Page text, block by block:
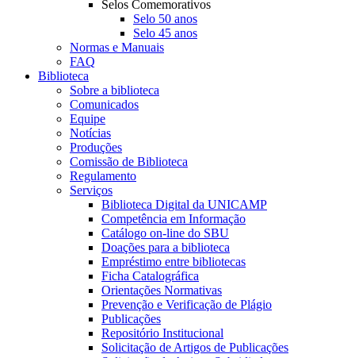
Selos Comemorativos
Selo 50 anos
Selo 45 anos
Normas e Manuais
FAQ
Biblioteca
Sobre a biblioteca
Comunicados
Equipe
Notícias
Produções
Comissão de Biblioteca
Regulamento
Serviços
Biblioteca Digital da UNICAMP
Competência em Informação
Catálogo on-line do SBU
Doações para a biblioteca
Empréstimo entre bibliotecas
Ficha Catalográfica
Orientações Normativas
Prevenção e Verificação de Plágio
Publicações
Repositório Institucional
Solicitação de Artigos de Publicações